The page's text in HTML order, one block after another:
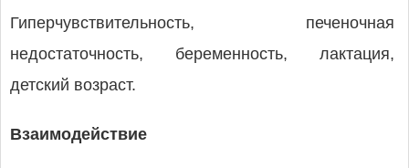
Гиперчувствительность, печеночная
недостаточность, беременность, лактация,
детский возраст.
Взаимодействие